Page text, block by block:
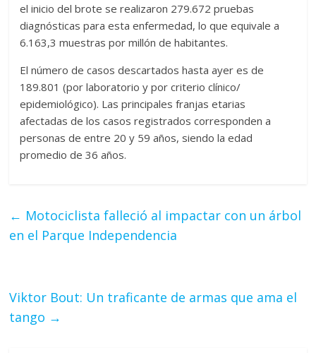
el inicio del brote se realizaron 279.672 pruebas
diagnósticas para esta enfermedad, lo que equivale a
6.163,3 muestras por millón de habitantes.
El número de casos descartados hasta ayer es de
189.801 (por laboratorio y por criterio clínico/
epidemiológico). Las principales franjas etarias
afectadas de los casos registrados corresponden a
personas de entre 20 y 59 años, siendo la edad
promedio de 36 años.
← Motociclista falleció al impactar con un árbol
en el Parque Independencia
Viktor Bout: Un traficante de armas que ama el
tango →